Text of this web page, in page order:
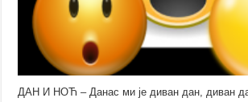
ДАН И НОЋ – Данас ми је диван дан, диван